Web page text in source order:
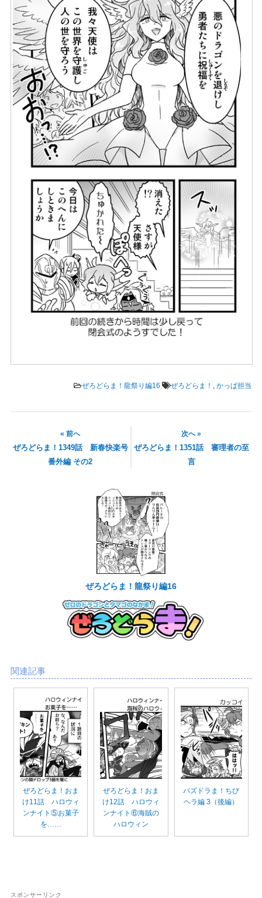
ぜろどらま！龍祭り編16 ぜろどらま！ ,かっぱ担当
« 前へ
ぜろどらま！1349話 新春快楽号
番外編 その2
次へ »
ぜろどらま！1351話 審理者の至
言
ぜろどらま！龍祭り編16
関連記事
ぜろどらま！おま
け11話 ハロウィ
ンナイト⑤お菓子
を……
ぜろどらま！おま
け12話 ハロウィ
ンナイト⑥海賊の
ハロウィン
パズドラま！ちび
ヘラ編 3（後編）
スポンサーリンク